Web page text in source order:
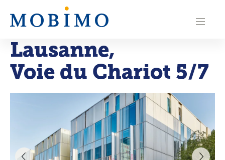
N
a
v
i
g
Lausanne,
Voie du Chariot 5/7